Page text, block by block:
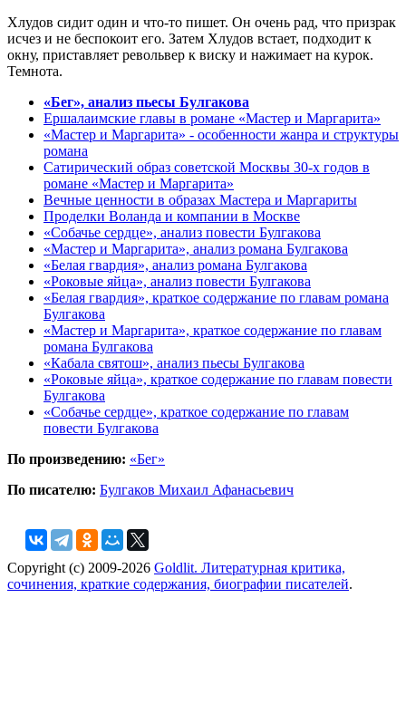
Хлудов сидит один и что-то пишет. Он очень рад, что призрак
исчез и не беспокоит его. Затем Хлудов встает, подходит к
окну, приставляет револьвер к виску и нажимает на курок.
Темнота.
«Бег», анализ пьесы Булгакова
Ершалаимские главы в романе «Мастер и Маргарита»
«Мастер и Маргарита» - особенности жанра и структуры
романа
Сатирический образ советской Москвы 30-х годов в
романе «Мастер и Маргарита»
Вечные ценности в образах Мастера и Маргариты
Проделки Воланда и компании в Москве
«Собачье сердце», анализ повести Булгакова
«Мастер и Маргарита», анализ романа Булгакова
«Белая гвардия», анализ романа Булгакова
«Роковые яйца», анализ повести Булгакова
«Белая гвардия», краткое содержание по главам романа
Булгакова
«Мастер и Маргарита», краткое содержание по главам
романа Булгакова
«Кабала святош», анализ пьесы Булгакова
«Роковые яйца», краткое содержание по главам повести
Булгакова
«Собачье сердце», краткое содержание по главам
повести Булгакова
По произведению: «Бег»
По писателю: Булгаков Михаил Афанасьевич
Copyright (c) 2009-2026 Goldlit. Литературная критика,
сочинения, краткие содержания, биографии писателей.